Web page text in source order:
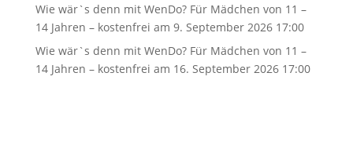
Wie wär`s denn mit WenDo? Für Mädchen von 11 –
14 Jahren – kostenfrei am 9. September 2026 17:00
Wie wär`s denn mit WenDo? Für Mädchen von 11 –
14 Jahren – kostenfrei am 16. September 2026 17:00